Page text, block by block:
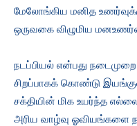
மேலோங்கிய மனித
ஒருவகை விழுமிய
நடப்பியல் என்பது
சிறப்பாகக் கொண்டு
சக்தியின் மிக உயர்ந்த
அரிய வாழ்வு ஓவியங்களை